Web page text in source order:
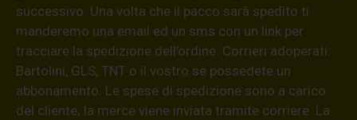
successivo. Una volta che il pacco sarà spedito ti
manderemo una email ed un sms con un link per
tracciare la spedizione dell’ordine. Corrieri adoperati:
Bartolini, GLS, TNT o il vostro se possedete un
abbonamento. Le spese di spedizione sono a carico
del cliente; la merce viene inviata tramite corriere. La